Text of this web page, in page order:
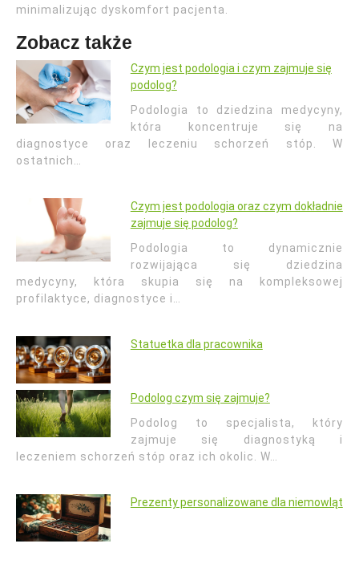
minimalizując dyskomfort pacjenta.
Zobacz także
Czym jest podologia i czym zajmuje się
podolog?
Podologia to dziedzina medycyny,
która koncentruje się na
diagnostyce oraz leczeniu schorzeń stóp. W
ostatnich…
Czym jest podologia oraz czym dokładnie
zajmuje się podolog?
Podologia to dynamicznie
rozwijająca się dziedzina
medycyny, która skupia się na kompleksowej
profilaktyce, diagnostyce i…
Statuetka dla pracownika
Podolog czym się zajmuje?
Podolog to specjalista, który
zajmuje się diagnostyką i
leczeniem schorzeń stóp oraz ich okolic. W…
Prezenty personalizowane dla niemowląt